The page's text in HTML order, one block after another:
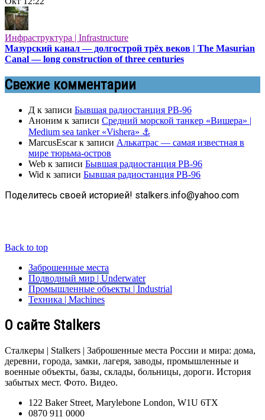
Инфраструктура | Infrastructure
Мазурский канал — долгострой трёх веков | The Masurian
Canal — long construction of three centuries
Свежие комментарии
Д к записи Бывшая радиостанция РВ-96
Аноним к записи Средний морской танкер «Вишера» |
Medium sea tanker «Vishera» ⚓
MarcusEscarк записи Алькатрас — самая известная в
мире тюрьма-остров
Web к записи Бывшая радиостанция РВ-96
Wid к записи Бывшая радиостанция РВ-96
Поделитесь своей историей! stalkers.info@yahoo.com
Back to top
Заброшенные места
Подводный мир | Underwater
Промышленные объекты | Industrial
Техника | Machines
О сайте Stalkers
Сталкеры | Stalkers | Заброшенные места России и мира: дома,
деревни, города, замки, лагеря, заводы, промышленные и
военные объекты, базы, склады, больницы, дороги. История
забытых мест. Фото. Видео.
122 Baker Street, Marylebone London, W1U 6TX
0870 911 0000